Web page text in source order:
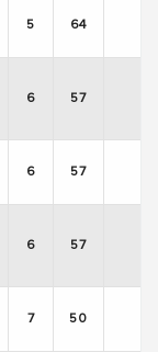
5 64
6 57
6 57
6 57
7 50